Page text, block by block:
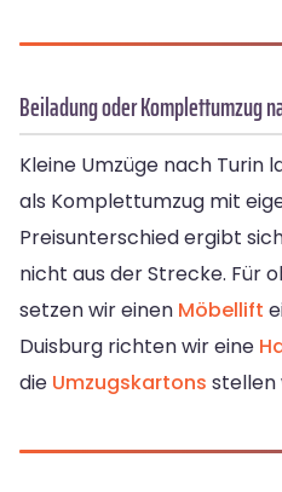
Beiladung oder Komplettumzug
Kleine Umzüge nach Turin
als Komplettumzug mit
Preisunterschied ergibt
nicht aus der Strecke. Für
setzen wir einen Möbellift
Duisburg richten wir eine
die Umzugskartons stellen